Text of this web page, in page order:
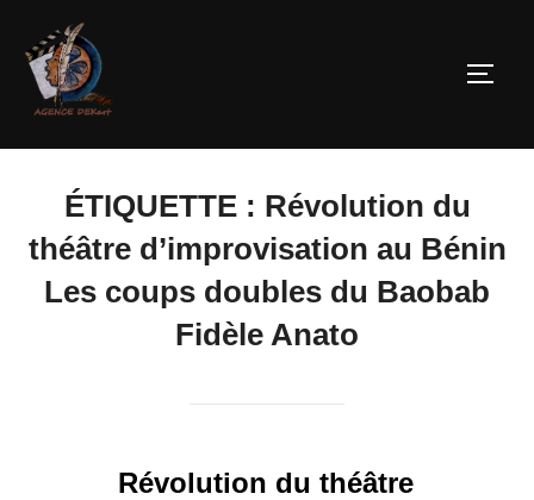
ÉTIQUETTE : Révolution du
théâtre d’improvisation au Bénin
Les coups doubles du Baobab
Fidèle Anato
Révolution du théâtre